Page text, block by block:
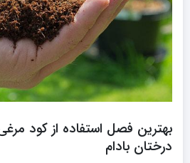
بهترین فصل استفاده از کود
درختان بادام